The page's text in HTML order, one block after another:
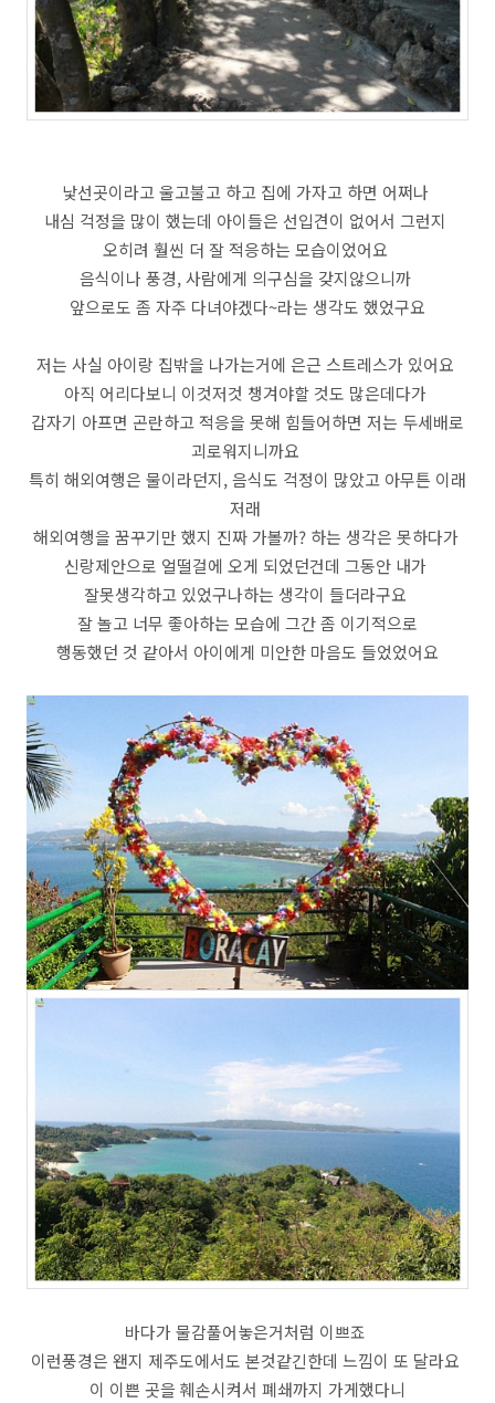
낯선곳이라고 울고불고 하고 집에 가자고 하면 어쩌나
내심 걱정을 많이 했는데 아이들은 선입견이 없어서 그런지
오히려 훨씬 더 잘 적응하는 모습이었어요
음식이나 풍경, 사람에게 의구심을 갖지않으니까
앞으로도 좀 자주 다녀야겠다~라는 생각도 했었구요
저는 사실 아이랑 집밖을 나가는거에 은근 스트레스가 있어요
아직 어리다보니 이것저것 챙겨야할 것도 많은데다가
갑자기 아프면 곤란하고 적응을 못해 힘들어하면 저는 두세배로
괴로워지니까요
특히 해외여행은 물이라던지, 음식도 걱정이 많았고 아무튼 이래
저래
해외여행을 꿈꾸기만 했지 진짜 가볼까? 하는 생각은 못하다가
신랑제안으로 얼떨걸에 오게 되었던건데 그동안 내가
잘못생각하고 있었구나하는 생각이 들더라구요
잘 놀고 너무 좋아하는 모습에 그간 좀 이기적으로
행동했던 것 같아서 아이에게 미안한 마음도 들었었어요
바다가 물감풀어놓은거처럼 이쁘죠
이런풍경은 왠지 제주도에서도 본것같긴한데 느낌이 또 달라요
이 이쁜 곳을 훼손시켜서 폐쇄까지 가게했다니